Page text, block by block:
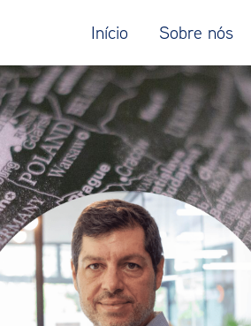
Início Sobre nós